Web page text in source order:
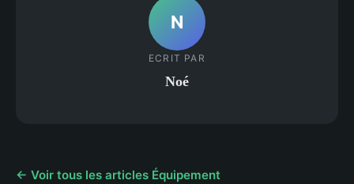
N
ECRIT PAR
Noé
← Voir tous les articles Équipement